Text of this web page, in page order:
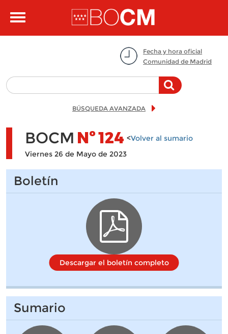
Toggle
Fecha y hora oficial
Comunidad de Madrid
BÚSQUEDA AVANZADA
BOCM Nº124 <Volver al sumario
Viernes 26 de Mayo de 2023
Boletín
Descargar el boletín completo
Sumario